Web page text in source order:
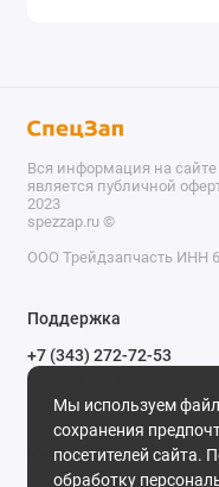
Мы используем
сохранения
посетителей сайта.
обработку
Вся информация на
является публичной
2023
spezzap.ru ©️
ООО Трейдзапчасть ИНН
Поддержка
+7 (343) 272-72-53
Обратный звонок
620030, г. Екатеринбург,
Мы в сети